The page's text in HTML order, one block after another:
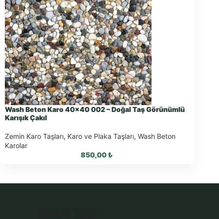
Wash Beton Karo 40×40 002 – Doğal Taş Görünümlü
Karışık Çakıl
Zemin Karo Taşları, Karo ve Plaka Taşları, Wash Beton
Karolar
850,00₺